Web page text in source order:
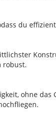
du
robust.
ohne